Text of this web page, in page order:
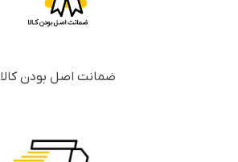
ضمانت اصل بودن کالا